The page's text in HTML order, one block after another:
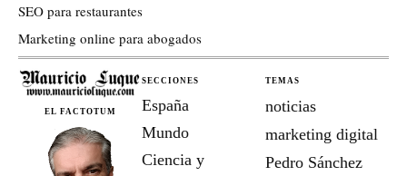
SEO para restaurantes
Marketing online para abogados
EL FACTOTUM
SECCIONES
España
Mundo
Ciencia y
TEMAS
noticias
marketing digital
Pedro Sánchez